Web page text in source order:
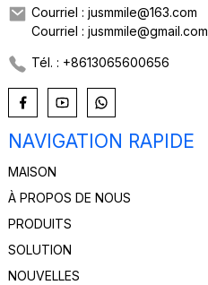
Courriel : jusmmile@163.com
Courriel : jusmmile@gmail.com
Tél. : +8613065600656
NAVIGATION RAPIDE
MAISON
À PROPOS DE NOUS
PRODUITS
SOLUTION
NOUVELLES